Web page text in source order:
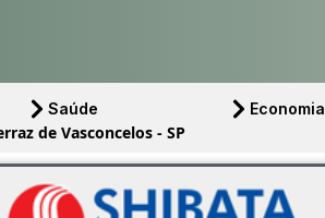
Saúde Economia
de Vasconcelos - SP